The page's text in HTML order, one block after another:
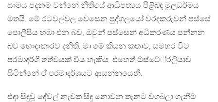
සාමය පදනම් වන්නේ නීතියේ ආධිපත්‍යය පිළිබඳ මූලධර්මය
මතයි. මේ රටවල්වල වෙසෙන පුද්ගලයෝ වරදකරුවන් පස්සේ
පොලීසිය හඹා එන බව, ඔවුන් පස්සෙන් අධිකරණය පන්නන
බව හොඳාකාරව දනිති. මා මේ කියන කතාව, සමහර විට
පරමාදර්ශී තත්වයක් විය හැකිය. එහෙත් ඕස්ටේ‍්‍රලියාව
සිටින්නේ ඒ පරමාදර්ශයට ආසන්නයෙනි.
එදා සිදුවූ දේවල් නැවත සිදු නොවන තැනට වගබලා ගැනීම